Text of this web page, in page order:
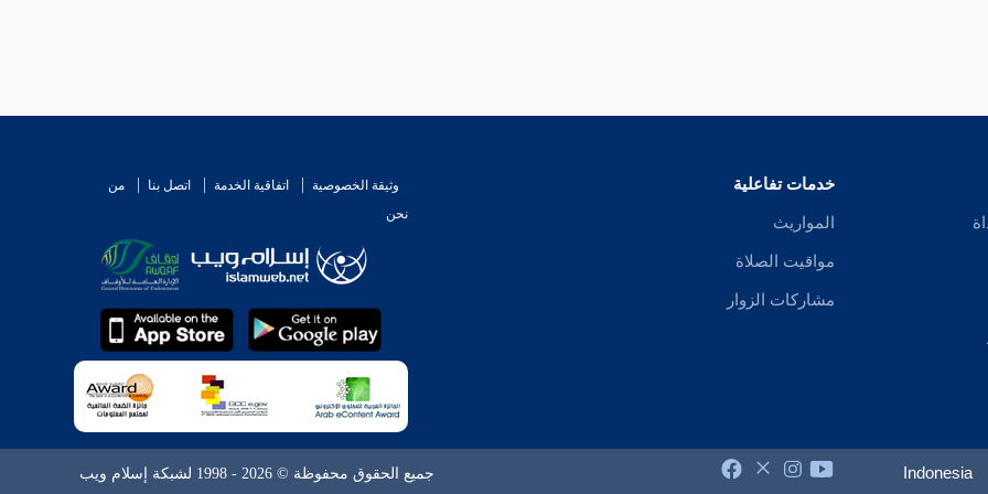
خدمات تفاعلية
المواريث
مواقيت الصلاة
مشاركات الزوار
وثيقة الخصوصية اتفاقية الخدمة اتصل بنا
من
نحن
Indonesia جميع الحقوق محفوظة © 2026 - 1998 لشبكة إسلام ويب